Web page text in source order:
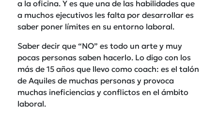
a la oficina. Y es que una de las habilidades que
a muchos ejecutivos les falta por desarrollar es
saber poner límites en su entorno laboral.
Saber decir que “NO” es todo un arte y muy
pocas personas saben hacerlo. Lo digo con los
más de 15 años que llevo como coach: es el talón
de Aquiles de muchas personas y provoca
muchas ineficiencias y conflictos en el ámbito
laboral.